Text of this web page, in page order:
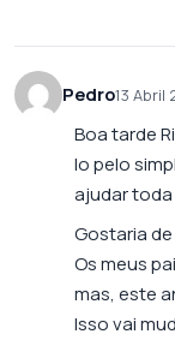
Pedro13 Abril
Boa tarde
lo pelo
ajudar
Gostaria
Os meus
mas, este
Isso vai